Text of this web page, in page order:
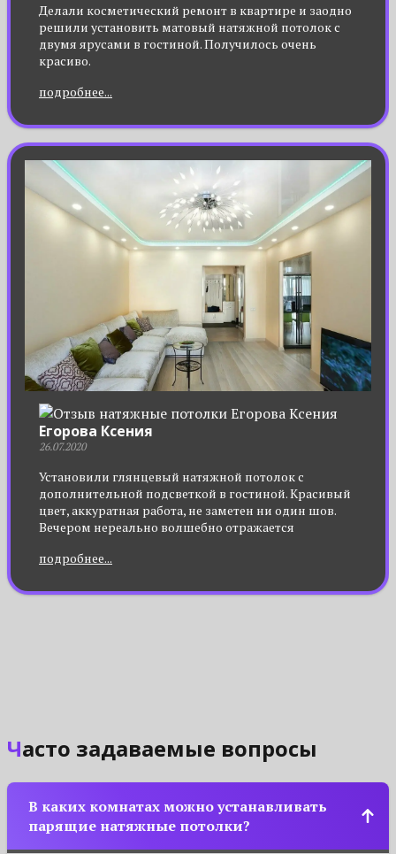
Делали косметический ремонт в квартире и заодно
решили установить матовый натяжной потолок с
двумя ярусами в гостиной. Получилось очень
красиво.
подробнее...
Егорова Ксения
26.07.2020
Установили глянцевый натяжной потолок с
дополнительной подсветкой в гостиной. Красивый
цвет, аккуратная работа, не заметен ни один шов.
Вечером нереально волшебно отражается
подробнее...
Часто задаваемые вопросы
В каких комнатах можно устанавливать
парящие натяжные потолки?